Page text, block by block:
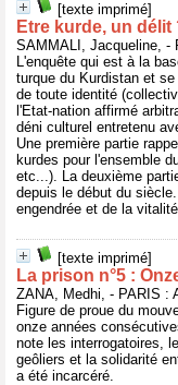
[texte imprimé]
Etre kurde, un
SAMMALI, Jacqueline, -
L'enquête qui est à la
turque du Kurdistan et
de toute identité
l'Etat-nation affirmé
déni culturel entretenu
Une première partie
kurdes pour l'ensemble
etc...). La deuxième
depuis le début du
engendrée et de la
[texte imprimé]
La prison n°5 :
ZANA, Medhi, - PARIS :
Figure de proue du
onze années
note les interrogatoires,
geôliers et la solidarité
a été incarcéré.